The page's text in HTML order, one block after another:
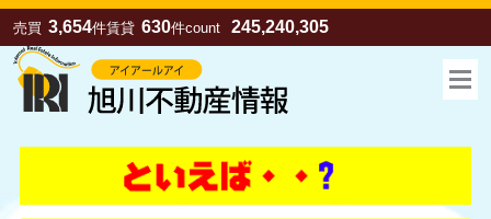
売買 3,654件賃貸 630件count 245,240,305